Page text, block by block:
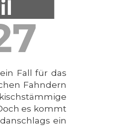
Fall für das
Fahndern
es kommt
ein